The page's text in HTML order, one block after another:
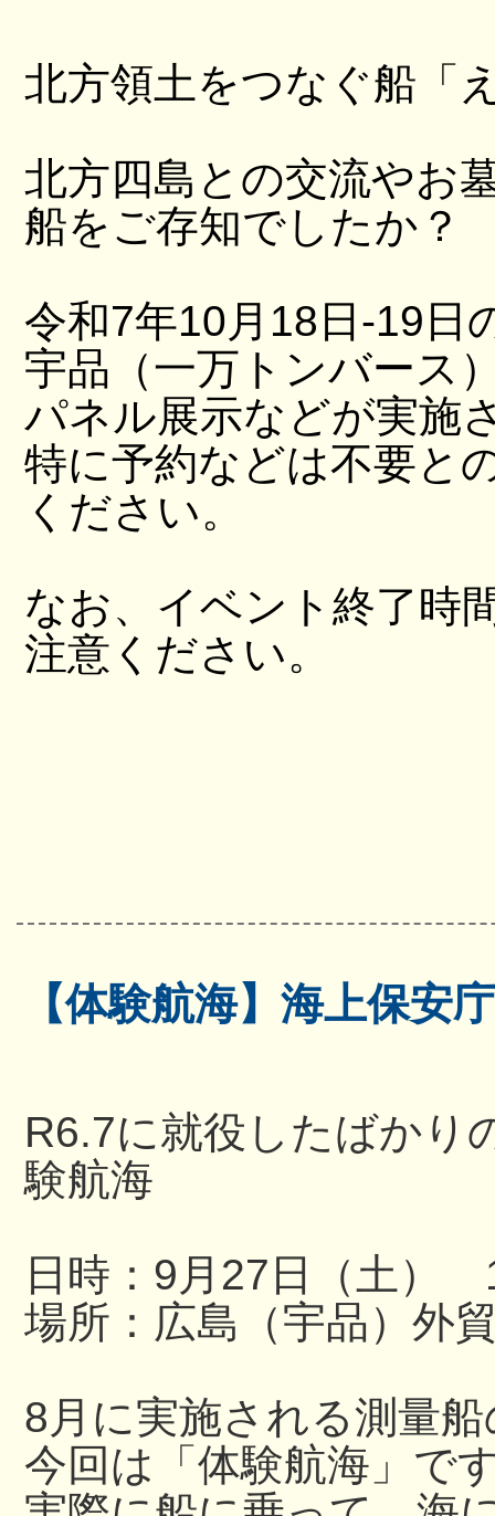
北方領土をつなぐ船「
北方四島との交流やお
船をご存知でしたか？
令和7年10月18日-19日
宇品（一万トンバース
パネル展示などが実施
特に予約などは不要と
ください。
なお、イベント終了時
注意ください。
【体験航海】海上保
R6.7に就役したばかり
験航海
日時：9月27日（土）
場所：広島（宇品）外
8月に実施される測量
今回は「体験航海」で